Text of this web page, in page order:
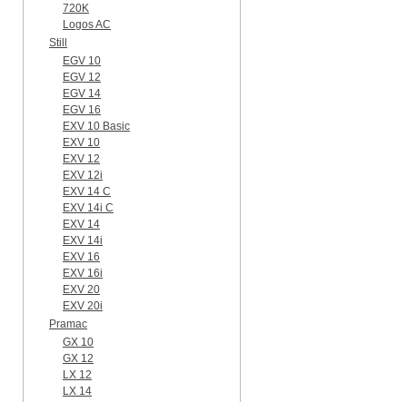
720K
Logos AC
Still
EGV 10
EGV 12
EGV 14
EGV 16
EXV 10 Basic
EXV 10
EXV 12
EXV 12i
EXV 14 C
EXV 14i C
EXV 14
EXV 14i
EXV 16
EXV 16i
EXV 20
EXV 20i
Pramac
GX 10
GX 12
LX 12
LX 14